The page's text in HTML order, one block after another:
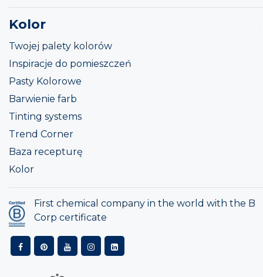
Kolor
Twojej palety kolorów
Inspiracje do pomieszczeń
Pasty Kolorowe
Barwienie farb
Tinting systems
Trend Corner
Baza recepturę
Kolor
First chemical company in the world with the B
Corp certificate